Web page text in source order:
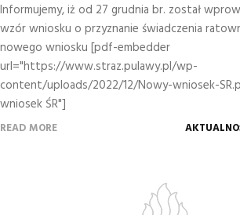
Informujemy, iż od 27 grudnia br. został
wzór wniosku o przyznanie świadczenia
nowego wniosku [pdf-embedder
url="https://www.straz.pulawy.pl/wp-
content/uploads/2022/12/Nowy-wniosek-
wniosek ŚR"]
READ MORE